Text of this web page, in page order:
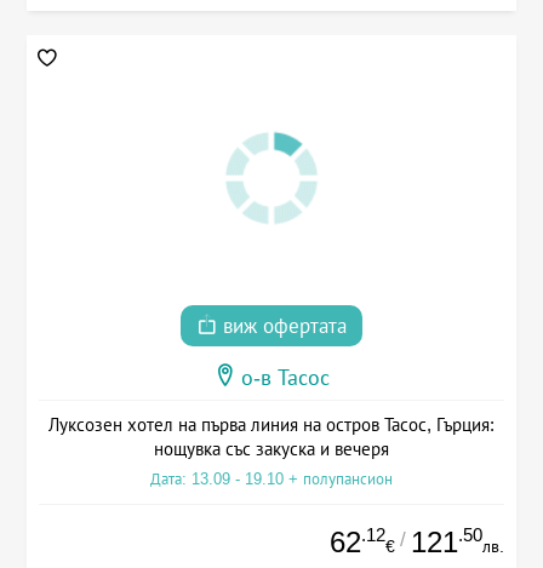
виж офертата
о-в Тасос
Луксозен хотел на първа линия на остров Тасос, Гърция:
нощувка със закуска и вечеря
Дата: 13.09 - 19.10 + полупансион
62.12
€ / 121.50
лв.